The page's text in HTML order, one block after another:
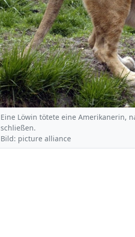
Eine Löwin tötete eine Amerikanerin,
schließen.
Bild: picture alliance